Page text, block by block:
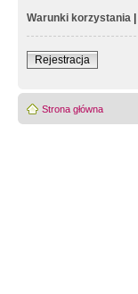
Warunki korzystania |
Rejestracja
Strona główna